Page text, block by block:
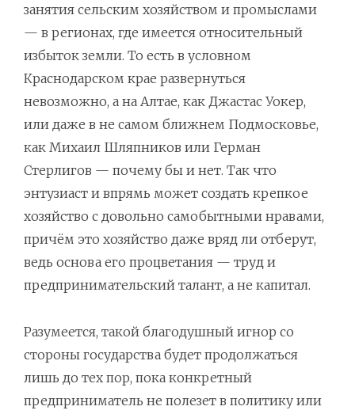
занятия сельским хозяйством и промыслами
— в регионах, где имеется относительный
избыток земли. То есть в условном
Краснодарском крае развернуться
невозможно, а на Алтае, как Джастас Уокер,
или даже в не самом ближнем Подмосковье,
как Михаил Шляпников или Герман
Стерлигов — почему бы и нет. Так что
энтузиаст и впрямь может создать крепкое
хозяйство с довольно самобытными нравами,
причём это хозяйство даже вряд ли отберут,
ведь основа его процветания — труд и
предпринимательский талант, а не капитал.
Разумеется, такой благодушный игнор со
стороны государства будет продолжаться
лишь до тех пор, пока конкретный
предприниматель не полезет в политику или